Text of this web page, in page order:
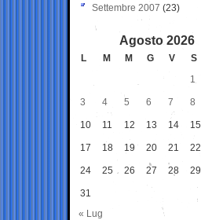
Settembre 2007 (23)
Agosto 2026
L M M G V S
1
3 4 5 6 7 8
10 11 12 13 14 15
17 18 19 20 21 22
24 25 26 27 28 29
31
« Lug